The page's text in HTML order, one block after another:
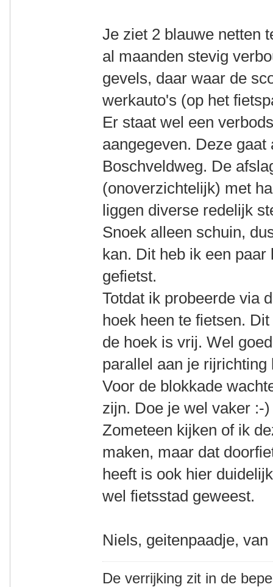
Je ziet 2 blauwe netten
al maanden stevig
gevels, daar waar de
werkauto's (op het
Er staat wel een
aangegeven. Deze
Boschveldweg. De
(onoverzichtelijk) met
liggen diverse redelijk
Snoek alleen schuin,
kan. Dit heb ik een
gefietst.
Totdat ik probeerde via
hoek heen te fietsen.
de hoek is vrij. Wel
parallel aan je
Voor de blokkade
zijn. Doe je wel vaker :-)
Zometeen kijken of ik
maken, maar dat
heeft is ook hier
wel fietsstad geweest.
Niels, geitenpaadje,
De verrijking zit in de